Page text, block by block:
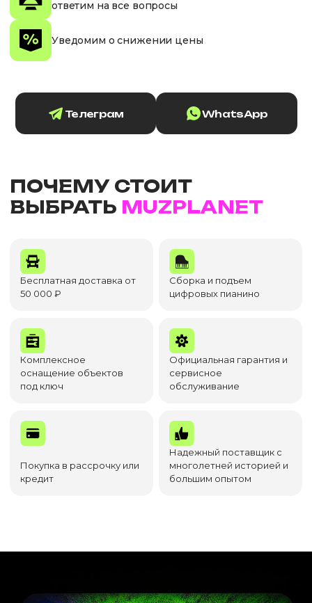
ответим на все вопросы
Уведомим о снижении цены
Телеграм WhatsApp
ПОЧЕМУ СТОИТ
ВЫБРАТЬ MUZPLANET
Бесплатная доставка от
50 000 ₽
Сборка и подъем
цифровых пианино
Комплексное
оснащение объектов
под ключ
Официальная гарантия и
сервисное
обслуживание
Покупка в рассрочку или
кредит
Надежный поставщик с
многолетней историей и
большим опытом